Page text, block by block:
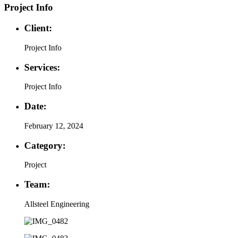
Project Info
Client:
Project Info
Services:
Project Info
Date:
February 12, 2024
Category:
Project
Team:
Allsteel Engineering